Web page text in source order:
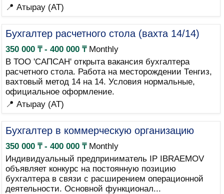
📍 Атырау (AT)
Бухгалтер расчетного стола (вахта 14/14)
350 000 ₸ - 400 000 ₸Monthly
В ТОО 'САПСАН' открыта вакансия бухгалтера
расчетного стола. Работа на месторождении Тенгиз,
вахтовый метод 14 на 14. Условия нормальные,
официальное оформление.
📍 Атырау (AT)
Бухгалтер в коммерческую организацию
350 000 ₸ - 400 000 ₸Monthly
Индивидуальный предприниматель IP IBRAEMOV
объявляет конкурс на постоянную позицию
бухгалтера в связи с расширением операционной
деятельности. Основной функционал...